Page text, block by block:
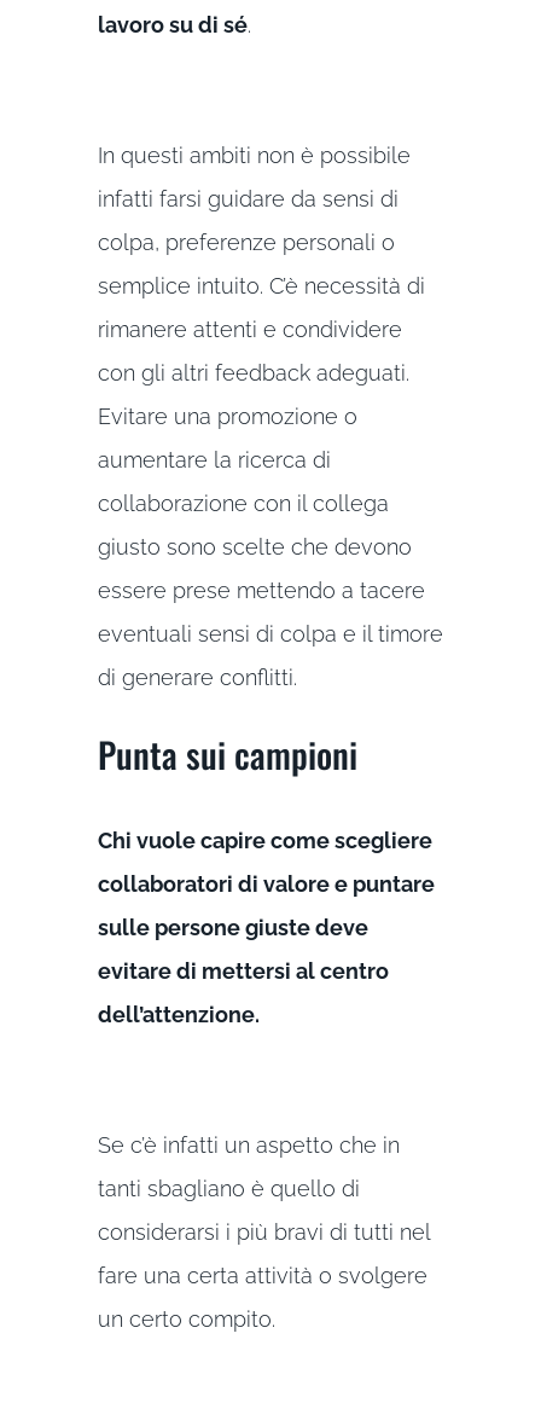
lavoro su di sé.
In questi ambiti non è possibile
infatti farsi guidare da sensi di
colpa, preferenze personali o
semplice intuito. C’è necessità di
rimanere attenti e condividere
con gli altri feedback adeguati.
Evitare una promozione o
aumentare la ricerca di
collaborazione con il collega
giusto sono scelte che devono
essere prese mettendo a tacere
eventuali sensi di colpa e il timore
di generare conflitti.
Punta sui campioni
Chi vuole capire come scegliere
collaboratori di valore e puntare
sulle persone giuste deve
evitare di mettersi al centro
dell’attenzione.
Se c’è infatti un aspetto che in
tanti sbagliano è quello di
considerarsi i più bravi di tutti nel
fare una certa attività o svolgere
un certo compito.